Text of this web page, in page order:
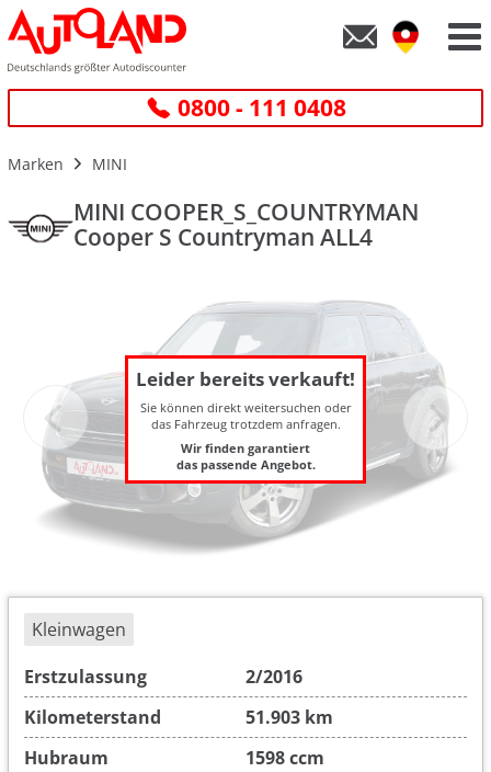
0800 - 111 0408
Marken MINI
MINI COOPER_S_COUNTRYMAN
Cooper S Countryman ALL4
Leider bereits verkauft!
Sie können direkt weitersuchen oder
das Fahrzeug trotzdem anfragen.
Wir finden garantiert
das passende Angebot.
Kleinwagen
Erstzulassung
2/2016
Kilometerstand
51.903 km
Hubraum
1598 ccm